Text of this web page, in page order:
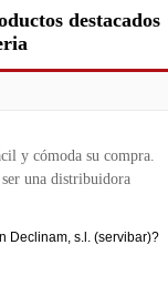
destacados
y cómoda su compra.
una distribuidora
Declinam, s.l. (servibar)?